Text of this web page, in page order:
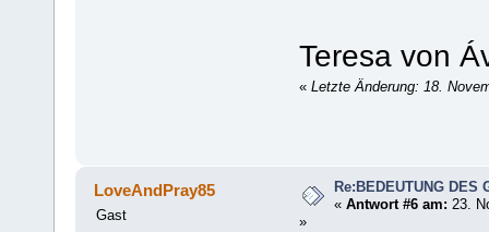
Teresa von
« Letzte Änderung: 18.
LoveAndPray85
Gast
Re:BEDEUTUNG DES
«Antwort #6 am: 23.
»